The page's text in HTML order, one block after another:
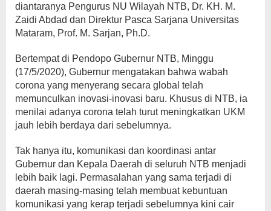
diantaranya Pengurus NU Wilayah NTB, Dr. KH. M.
Zaidi Abdad dan Direktur Pasca Sarjana Universitas
Mataram, Prof. M. Sarjan, Ph.D.
Bertempat di Pendopo Gubernur NTB, Minggu
(17/5/2020), Gubernur mengatakan bahwa wabah
corona yang menyerang secara global telah
memunculkan inovasi-inovasi baru. Khusus di NTB, ia
menilai adanya corona telah turut meningkatkan UKM
jauh lebih berdaya dari sebelumnya.
Tak hanya itu, komunikasi dan koordinasi antar
Gubernur dan Kepala Daerah di seluruh NTB menjadi
lebih baik lagi. Permasalahan yang sama terjadi di
daerah masing-masing telah membuat kebuntuan
komunikasi yang kerap terjadi sebelumnya kini cair